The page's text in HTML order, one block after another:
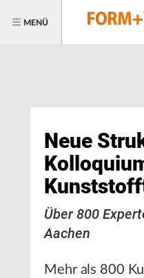
MENÜ
Neue
Über 800
Aachen
Mehr als 800